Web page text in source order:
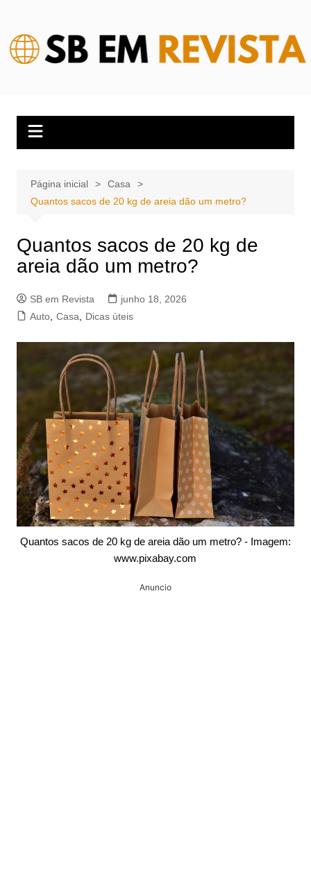
conteúdo
Página inicial
Casa
Quantos sacos de 20 kg de areia dão um metro?
Quantos sacos de 20 kg de
areia dão um metro?
SB em Revista
junho 18, 2026
Auto, Casa Dicas úteis
Quantos sacos de 20 kg de areia dão um metro? - Imagem:
www.pixabay.com
Anuncio